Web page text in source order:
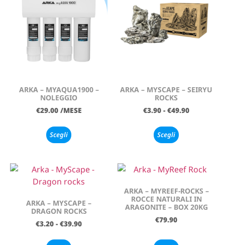
ARKA – MYAQUA1900 –
NOLEGGIO
€29.00 /MESE
Scegli
ARKA – MYSCAPE – SEIRYU
ROCKS
€3.90 - €49.90
Scegli
ARKA – MYSCAPE –
DRAGON ROCKS
€3.20 - €39.90
ARKA – MYREEF-ROCKS –
ROCCE NATURALI IN
ARAGONITE – BOX 20KG
€79.90